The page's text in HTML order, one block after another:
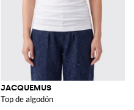
JACQUEMUS
Top de algodón